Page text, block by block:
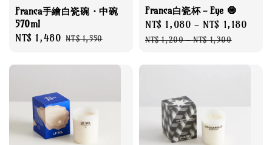
Franca手繪白瓷碗・中碗
570ml
Sale
NT$ 1,480 Regular
NT$ 1,550
Franca白瓷杯－Eye 🧿
Sale
price
NT$ 1,080 - NT$ 1,180
NT$ 1,200-NT$ 1,300